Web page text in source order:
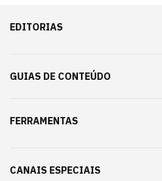
EDITORIAS
GUIAS DE CONTEÚDO
FERRAMENTAS
CANAIS ESPECIAIS